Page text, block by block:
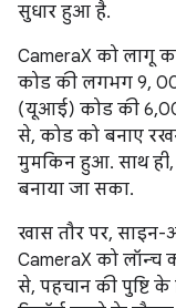
सुधार हुआ है.
CameraX को लागू
कोड की लगभग 9,
(यूआई) कोड की
से, कोड को बनाए
मुमकिन हुआ. साथ
बनाया जा सका.
खास तौर पर,
CameraX को
से, पहचान की पुष्टि